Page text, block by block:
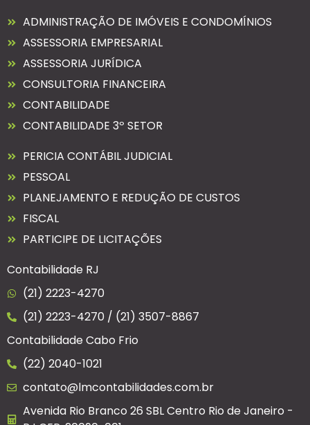
ADMINISTRAÇÃO DE IMÓVEIS E CONDOMÍNIOS
ASSESSORIA EMPRESARIAL
ASSESSORIA JURÍDICA
CONSULTORIA FINANCEIRA
CONTABILIDADE
CONTABILIDADE 3º SETOR
PERICIA CONTÁBIL JUDICIAL
PESSOAL
PLANEJAMENTO E REDUÇÃO DE CUSTOS
FISCAL
PARTICIPE DE LICITAÇÕES
Contabilidade RJ
(21) 2223-4270
(21) 2223-4270 / (21) 3507-8867
Contabilidade Cabo Frio
(22) 2040-1021
contato@lmcontabilidades.com.br
Avenida Rio Branco 26 SBL Centro Rio de Janeiro -